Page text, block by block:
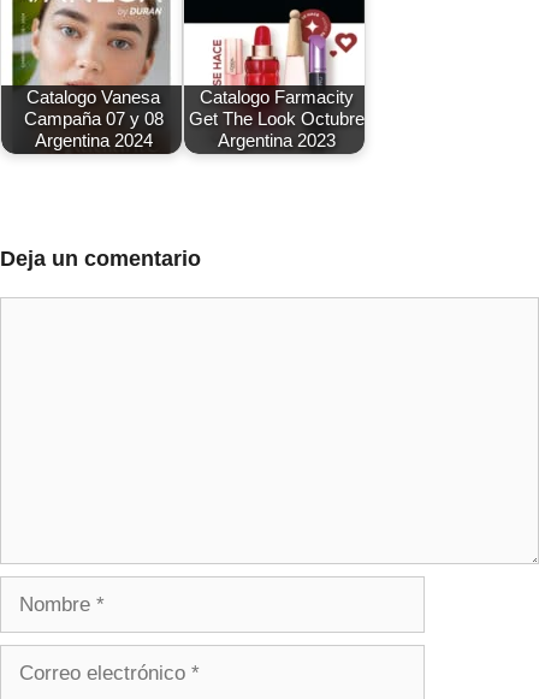
Catalogo Vanesa
Campaña 07 y 08
Argentina 2024
Catalogo Farmacity
Get The Look Octubre
Argentina 2023
Deja un comentario